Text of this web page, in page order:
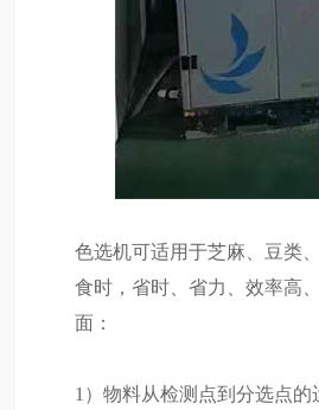
色选机可适用于芝麻、豆类
食时，省时、省力、效率高
面：
1）物料从检测点到分选点